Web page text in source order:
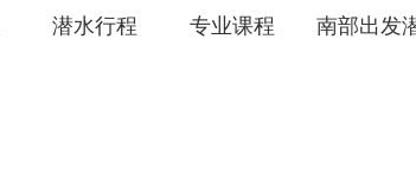
潜水行程 专业课程 南部出发